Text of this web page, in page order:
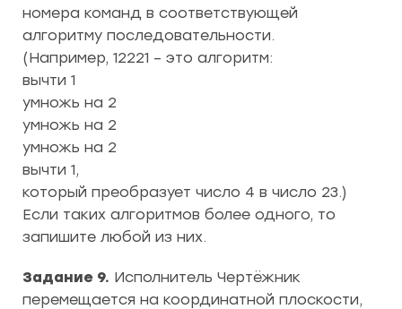
номера команд в соответствующей
алгоритму последовательности.
(Например, 12221 – это алгоритм:
вычти 1
умножь на 2
умножь на 2
умножь на 2
вычти 1,
который преобразует число 4 в число 23.)
Если таких алгоритмов более одного, то
запишите любой из них.
Задание 9. Исполнитель Чертёжник
перемещается на координатной плоскости,